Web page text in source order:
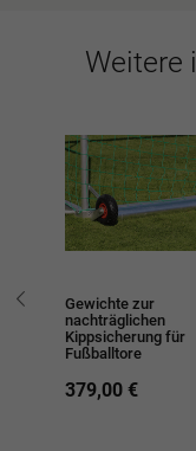
Weitere
Gewichte zur
nachträglichen
Kippsicherung für
Fußballtore
379,00 €